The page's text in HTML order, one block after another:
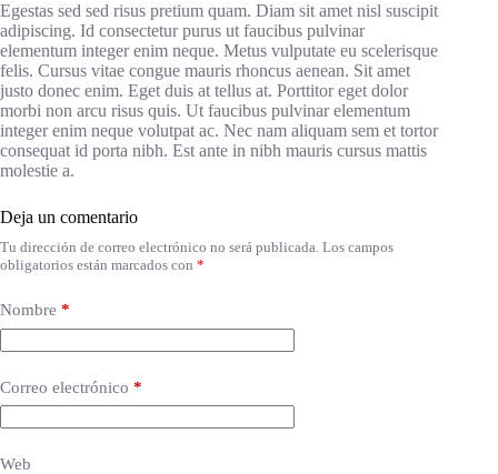
Egestas sed sed risus pretium quam. Diam sit amet nisl suscipit
adipiscing. Id consectetur purus ut faucibus pulvinar
elementum integer enim neque. Metus vulputate eu scelerisque
felis. Cursus vitae congue mauris rhoncus aenean. Sit amet
justo donec enim. Eget duis at tellus at. Porttitor eget dolor
morbi non arcu risus quis. Ut faucibus pulvinar elementum
integer enim neque volutpat ac. Nec nam aliquam sem et tortor
consequat id porta nibh. Est ante in nibh mauris cursus mattis
molestie a.
Deja un comentario
Tu dirección de correo electrónico no será publicada. Los campos
obligatorios están marcados con *
Nombre *
Correo electrónico *
Web